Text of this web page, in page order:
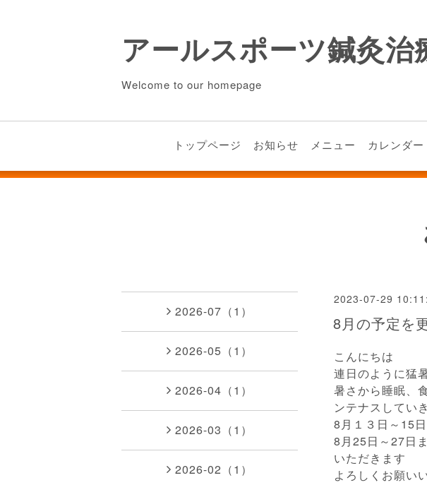
アールスポーツ鍼灸治
Welcome to our homepage
トップページ お知らせ メニュー カレンダー
2023-07-29
8月の予定を
こんにちは
連日のように猛
暑さから睡眠、
ンテナスしてい
8月１３日～15
8月25日～27日
いただきます
よろしくお願い
2026-07（1）
2026-05（1）
2026-04（1）
2026-03（1）
2026-02（1）